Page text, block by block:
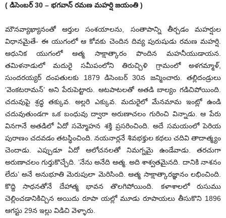
( డిసెంబర్‌ 30 – భగవాన్‌ రమణ మహర్షి జయంతి )
మౌనవ్యాఖ్యానంతో ఆర్తుల సంశయాలను, సంతాపాన్ని తీర్చడం మహర్షుల
విధానమైతే- ఈ యుగంలో ఆ కోవకు చెందిన దివ్య పురుషుడు రమణ మహర్షి.
ఆధునిక యుగంలో ఆత్మ సాక్షాత్కారం పొందిన మహనీయుడాయన.
తమిళనాడులో మదురై సమీపంలోని తిరుచ్చిళి గ్రామంలో అళగమ్మాళ్‌,
సుందరయ్యర్‌ దంపతులకు 1879 డిసెంబర్‌ 30న జన్మించారు. తల్లిదండ్రులు
‘వెంకటరామన్‌’ అని పేరుపెట్టారు. ఆటపాటలతో అతడి బాల్యం గడిచిపోయింది.
చదువుపై శ్రద్ధ తక్కువ. అల్లరి ఎక్కువ. మదురైలో మేనమామ ఇంట్లో ఉండి
చదువుతుండగా ఒక బంధువు ద్వారా అరుణాచలం గురించి విన్నాడు. ఆ పేరు
వినగానే అతడిలో ఏదో సమ్మోహన శక్తి ప్రసరించింది. అదే సమయంలో పెరియ
పురాణం చదవడం తటస్థించింది. నయనార్లనే శివభక్తుల కథలు చదివి తాదాత్మ్యం
చెందాడు. ఎప్పుడూ ఏదో ఆలోచనలతో నిమగ్నమై ఉండేవాడు. తరచుగా
అరుణాచలం గుర్తుకొచ్చేది. ‘నేను అనేది ఆత్మ. అది శాశ్వతమైనది. దానికి నాశనం
లేదు’ అనే అనుభూతి మెరుపులా మెరిసింది. ఆత్మ సాక్షాత్కారజ్ఞానం లభించింది.
కొద్ది సాధనతోనే దేహాత్మ భావన తొలగిపోయింది. కళాశాలలో రుసుము
చెల్లించడానికిచ్చిన అయిదు రూపా యల్లో మూడు రూపాయలు తీసుకొని 1896
ఆగస్టు 29న ఇల్లు విడిచి వెళ్ళారు.